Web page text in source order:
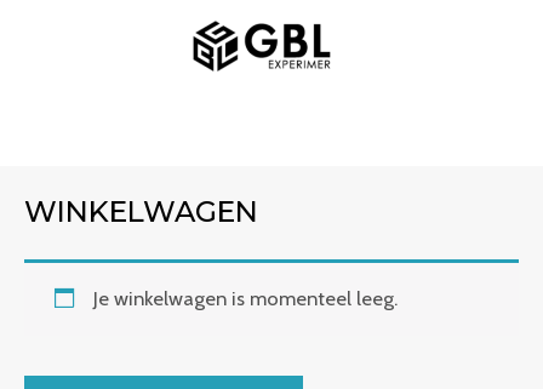
HOOFDMENU
WINKELWAGEN
Je winkelwagen is momenteel leeg.